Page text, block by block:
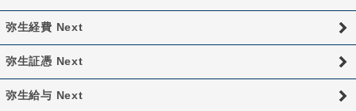
弥生経費 Next
弥生証憑 Next
弥生給与 Next